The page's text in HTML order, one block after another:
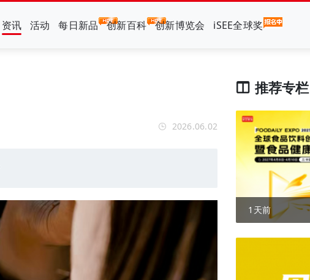
资讯 活动 每日新品 创新百科 创新博览会 iSEE全球奖
2026.06.02
推荐专栏
1天前